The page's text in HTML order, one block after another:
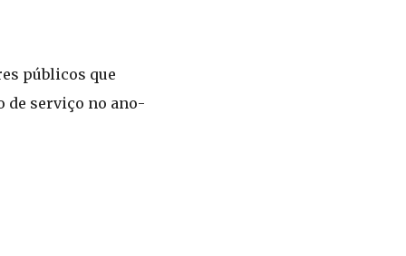
públicos que
de serviço no ano-